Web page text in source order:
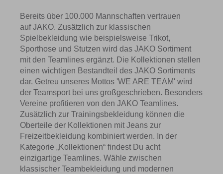
Bereits über 100.000 Mannschaften vertrauen
auf JAKO. Zusätzlich zur klassischen
Spielbekleidung wie beispielsweise Trikot,
Sporthose und Stutzen wird das JAKO Sortiment
mit den Teamlines ergänzt. Die Kollektionen stellen
einen wichtigen Bestandteil des JAKO Sortiments
dar. Getreu unseres Mottos 'WE ARE TEAM' wird
der Teamsport bei uns großgeschrieben. Besonders
Vereine profitieren von den JAKO Teamlines.
Zusätzlich zur Trainingsbekleidung können die
Oberteile der Kollektionen mit Jeans zur
Freizeitbekleidung kombiniert werden. In der
Kategorie „Kollektionen“ findest Du acht
einzigartige Teamlines. Wähle zwischen
klassischer Teambekleidung und modernen